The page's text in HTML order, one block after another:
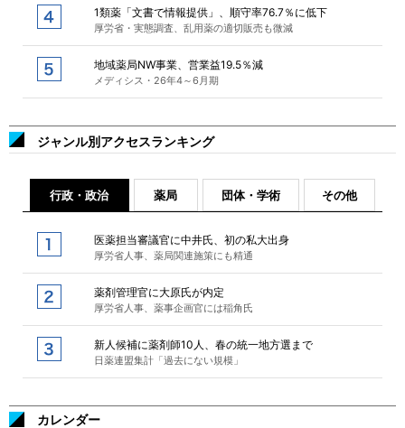
1類薬「文書で情報提供」、順守率76.7％に低下
厚労省・実態調査、乱用薬の適切販売も微減
地域薬局NW事業、営業益19.5％減
メディシス・26年4～6月期
ジャンル別アクセスランキング
行政・政治 薬局 団体・学術 その他
医薬担当審議官に中井氏、初の私大出身
厚労省人事、薬局関連施策にも精通
薬剤管理官に大原氏が内定
厚労省人事、薬事企画官には稲角氏
新人候補に薬剤師10人、春の統一地方選まで
日薬連盟集計「過去にない規模」
カレンダー